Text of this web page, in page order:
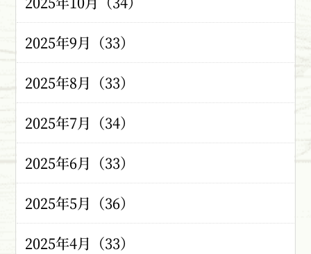
2025年9月（33）
2025年8月（33）
2025年7月（34）
2025年6月（33）
2025年5月（36）
2025年4月（33）